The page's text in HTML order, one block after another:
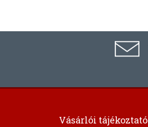
Vásárlói tájékoztató